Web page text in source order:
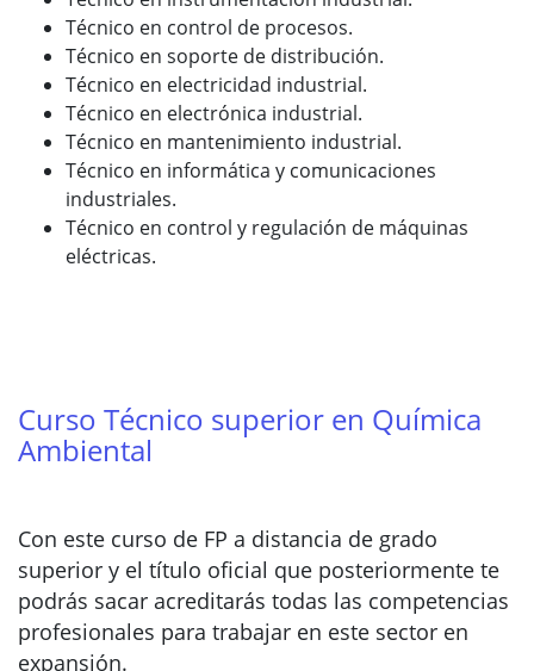
Técnico en control de procesos.
Técnico en soporte de distribución.
Técnico en electricidad industrial.
Técnico en electrónica industrial.
Técnico en mantenimiento industrial.
Técnico en informática y comunicaciones
industriales.
Técnico en control y regulación de máquinas
eléctricas.
Curso Técnico superior en Química
Ambiental
Con este curso de FP a distancia de grado
superior y el título oficial que posteriormente te
podrás sacar acreditarás todas las competencias
profesionales para trabajar en este sector en
expansión.